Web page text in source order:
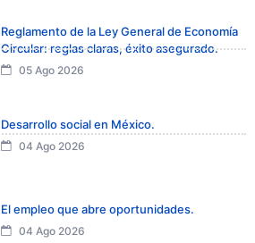
Reglamento de la Ley General de Economía
Circular: reglas claras, éxito asegurado.
05 Ago 2026
Desarrollo social en México.
04 Ago 2026
El empleo que abre oportunidades.
04 Ago 2026